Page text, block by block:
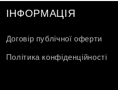
ІНФОРМАЦІЯ
Договір публічної оферти
Політика конфіденційності